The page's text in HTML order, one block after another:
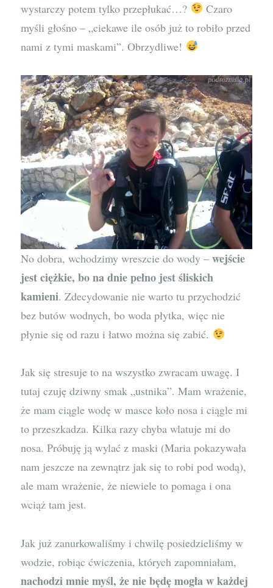
wystarczy potem tylko przepłukać…?
Czaro
myśli głośno – „ciekawe ile osób już to robiło przed
nami z tymi maskami”. Obrzydliwe!
No dobra, wchodzimy wreszcie do wody –wejście
jest ciężkie, bo na dnie pełno jest śliskich
kamieni. Zdecydowanie nie warto tu przychodzić
bez butów wodnych, bo woda płytka, więc nie
płynie się od razu i łatwo można się zabić.
Jak się stresuje to na wszystko zwracam uwagę. I
tutaj czuję dziwny smak „ustnika”. Mam wrażenie,
że mam ciągle wodę w masce koło nosa i ciągle mi
to przeszkadza. Kilka razy chyba wlatuje mi do
nosa. Próbuję ją wylać z maski (Maria pokazywała
nam jeszcze na zewnątrz jak się to robi pod wodą),
ale mam wrażenie, że niewiele to pomaga i ona
wciąż tam jest.
Jak już zanurkowaliśmy i chwilę posiedzieliśmy w
wodzie, robiąc ćwiczenia, których zapomniałam,
nachodzi mnie myśl, że nie będę mogła w każdej